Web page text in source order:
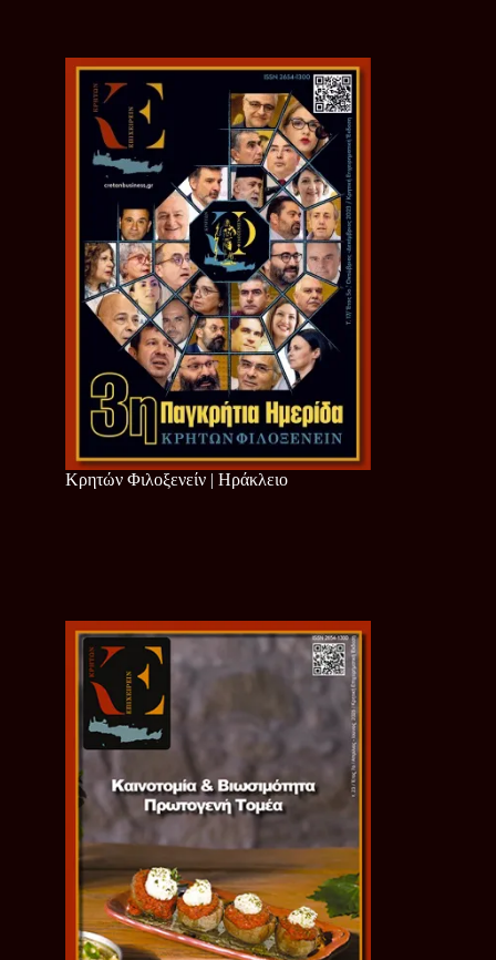
Κρητών Φιλοξενείν | Ηράκλειο